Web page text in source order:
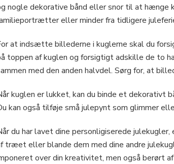
nogle dekorative bånd eller snor til at hænge
eller minder fra tidligere
at indsætte billederne i kuglerne skal du
toppen af kuglen og forsigtigt adskille de to
med den anden halvdel. Sørg for, at
kuglen er lukket, kan du binde et
kan også tilføje små julepynt som glimmer
du har lavet dine personligiserede
træet eller blande dem med dine andre
over din kreativitet, men også berørt